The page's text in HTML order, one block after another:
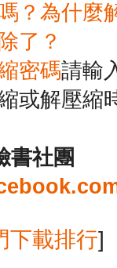
？為什麼
了？
密碼請輸
或解壓縮
書社團
下載排行]